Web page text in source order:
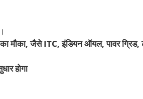
मौका, जैसे ITC, इंडियन ऑयल, पावर ग्रिड,
होगा